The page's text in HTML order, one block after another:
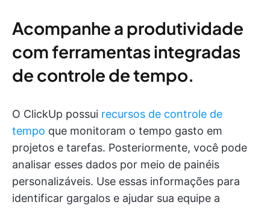
Acompanhe a produtividade
com ferramentas integradas
de controle de tempo.
O ClickUp possui recursos de controle de
tempo que monitoram o tempo gasto em
projetos e tarefas. Posteriormente, você pode
analisar esses dados por meio de painéis
personalizáveis. Use essas informações para
identificar gargalos e ajudar sua equipe a